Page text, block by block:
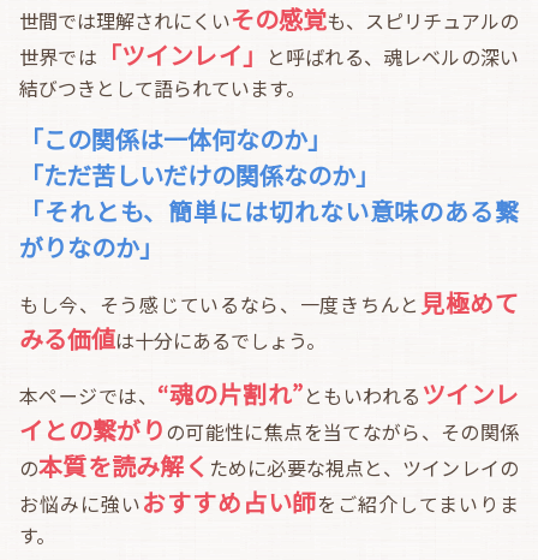
世間では理解されにくいその感覚も、スピリチュアルの
世界では 「ツインレイ」
と呼ばれる、魂レベルの深い
結びつきとして語られています。
「この関係は一体何なのか」
「ただ苦しいだけの関係なのか」
「それとも、簡単には切れない意味のある繋
がりなのか」
もし今、そう感じているなら、一度きちんと 見極めて
みる価値は十分にあるでしょう。
本ページでは、 “魂の片割れ”ともいわれる ツインレ
イとの繋がり の可能性に焦点を当てながら、その関係
の本質を読み解く ために必要な視点と、ツインレイの
お悩みに強いおすすめ占い師をご紹介してまいりま
す。